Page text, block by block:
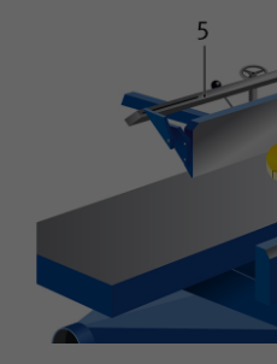
eines
mithilfe derer
geschützten
PHPSESSID
Laufzeit Ende der
Zweck